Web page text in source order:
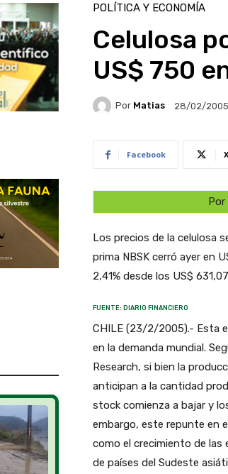
POLÍTICA Y ECONOMÍA
Celulosa
US$ 750
Por Matias 28/02/2005
Facebook X
Por
Los precios de la celulosa
prima NBSK cerró ayer en
2,41% desde los US$
FUENTE: DIARIO FINANCIERO
CHILE (23/2/2005).- Esta
en la demanda mundial.
Research, si bien la
anticipan a la cantidad
stock comienza a bajar y
embargo, este repunte en
como el crecimiento de las
de países del Sudeste